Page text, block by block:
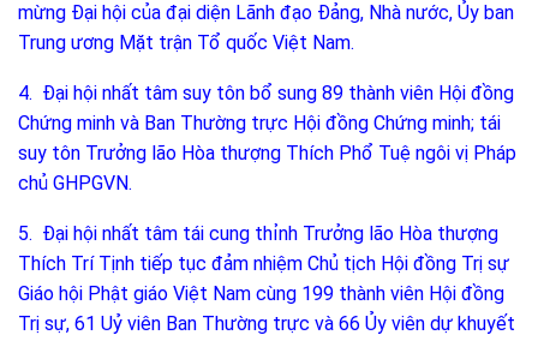
mừng Đại hội của đại diện Lãnh đạo Đảng, Nhà nước, Ủy ban
Trung ương Mặt trận Tổ quốc Việt Nam.
4. Đại hội nhất tâm suy tôn bổ sung 89 thành viên Hội đồng
Chứng minh và Ban Thường trực Hội đồng Chứng minh; tái
suy tôn Trưởng lão Hòa thượng Thích Phổ Tuệ ngôi vị Pháp
chủ GHPGVN.
5. Đại hội nhất tâm tái cung thỉnh Trưởng lão Hòa thượng
Thích Trí Tịnh tiếp tục đảm nhiệm Chủ tịch Hội đồng Trị sự
Giáo hội Phật giáo Việt Nam cùng 199 thành viên Hội đồng
Trị sự, 61 Uỷ viên Ban Thường trực và 66 Ủy viên dự khuyết